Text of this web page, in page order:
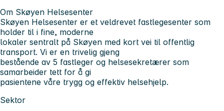
Om Skøyen Helsesenter
Skøyen Helsesenter er et veldrevet fastlegesenter som
holder til i fine, moderne
lokaler sentralt på Skøyen med kort vei til offentlig
transport. Vi er en trivelig gjeng
bestående av 5 fastleger og helsesekretærer som
samarbeider tett for å gi
pasientene våre trygg og effektiv helsehjelp.
Sektor